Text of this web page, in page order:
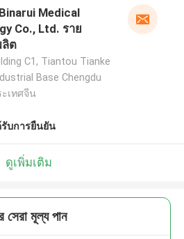
Medical
Co., Ltd. ราย
ลิต
C1, Tiantou Tianke
Base Chengdu
ะเทศจีน
รับการยืนยัน
ดูเพิ่มเติม
সেরা মূল্য পান